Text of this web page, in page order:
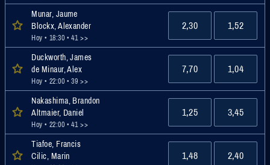
Munar, Jaume
Blockx, Alexander
Hoy • 18:30 • 41 >>
2,30 1,52
Duckworth, James
de Minaur, Alex
Hoy • 22:00 • 39 >>
7,70 1,04
Nakashima, Brandon
Altmaier, Daniel
Hoy • 22:00 • 41 >>
1,25 3,45
Tiafoe, Francis
Cilic, Marin
1,48 2,40